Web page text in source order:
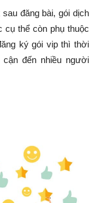
đăng bài, gói dịch
thể còn phụ thuộc
ký gói vip thì thời
đến nhiều người